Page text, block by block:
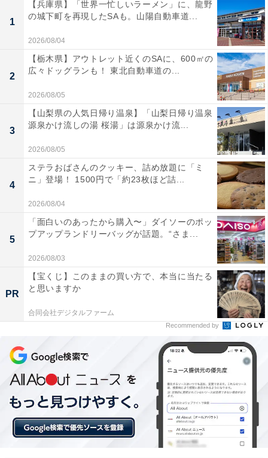
1
【兵庫県】「世界一忙しいラーメン」に、龍野
の城下町を再現したSAも。山陽自動車道...
2026/08/04
2
【栃木県】アウトレット近くのSAに、600㎡の
広々ドッグランも！ 東北自動車道の...
2026/08/05
3
【山梨県の人気日帰り温泉】「山梨日帰り温泉
源泉かけ流しの湯 桜湯」は源泉かけ流...
2026/08/05
4
ステラおばさんのクッキー、詰め放題に「ミ
ニ」登場！ 1500円で「約23枚ほど詰...
2026/08/04
5
「面白いのあったから購入〜」ダイソーのポッ
プアップランドリーバッグが話題。“さま...
2026/08/03
PR
【宝くじ】このままの買い方で、本当に当たる
と思いますか
合同会社デジタルファーム
Recommended by